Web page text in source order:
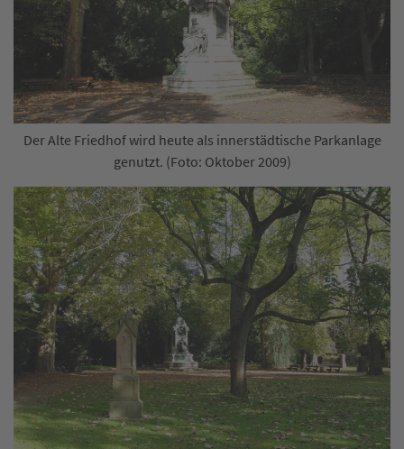
Der Alte Friedhof wird heute als innerstädtische Parkanlage
genutzt. (Foto: Oktober 2009)